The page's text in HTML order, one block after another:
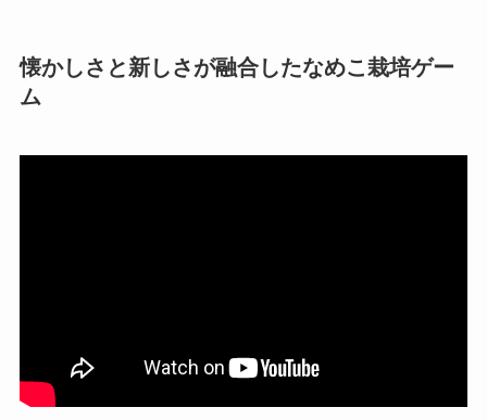
懐かしさと新しさが融合したなめこ栽培ゲー
ム